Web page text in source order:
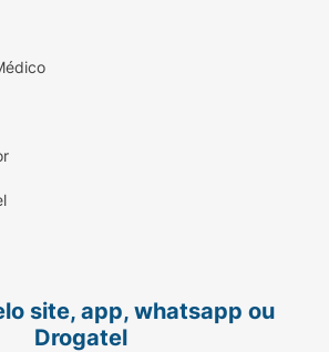
abrigo de luz intensa e fora do
com os olhos, enxaguar
médica. Não usar em
escamas visíveis com o uso
site, app, whatsapp ou
Drogatel